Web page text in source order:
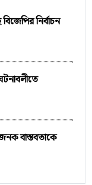
নির্বাচন
বাস্তবতাকে